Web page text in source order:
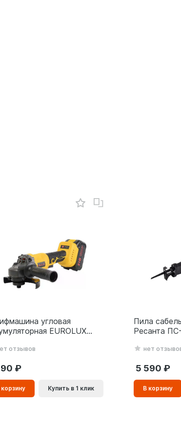
угловая
EUROLUX
отзывов
корзину Купить в 1 клик
Пила
Ресанта
нет
5 590
В корзину
корзинe